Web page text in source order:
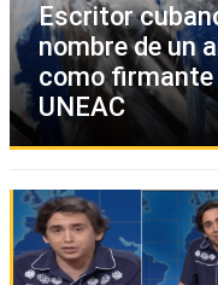
Escritor
nombre de un
como firmante
UNEAC